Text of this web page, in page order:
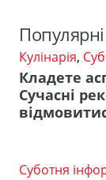
Кулінарія,
Кладете
Сучасні
Суботня